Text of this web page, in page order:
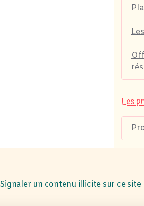
Les
Signaler un contenu illicite sur ce site